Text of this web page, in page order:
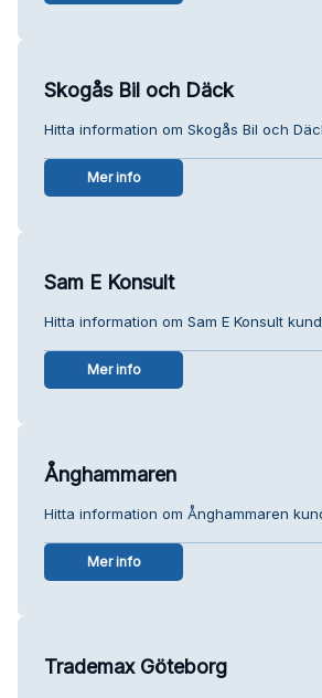
Skogås Bil och Däck
Hitta information om Skogås Bil och
Mer info
Sam E Konsult
Hitta information om Sam E Konsult
Mer info
Ånghammaren
Hitta information om Ånghammaren
Mer info
Trademax Göteborg